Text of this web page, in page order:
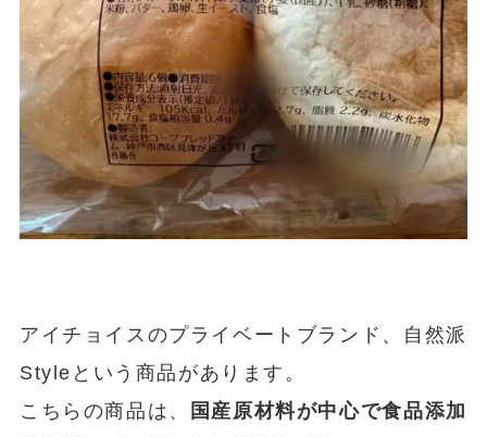
アイチョイスのプライベートブランド、自然派
Styleという商品があります。
こちらの商品は、
国産原材料が中心で食品添加